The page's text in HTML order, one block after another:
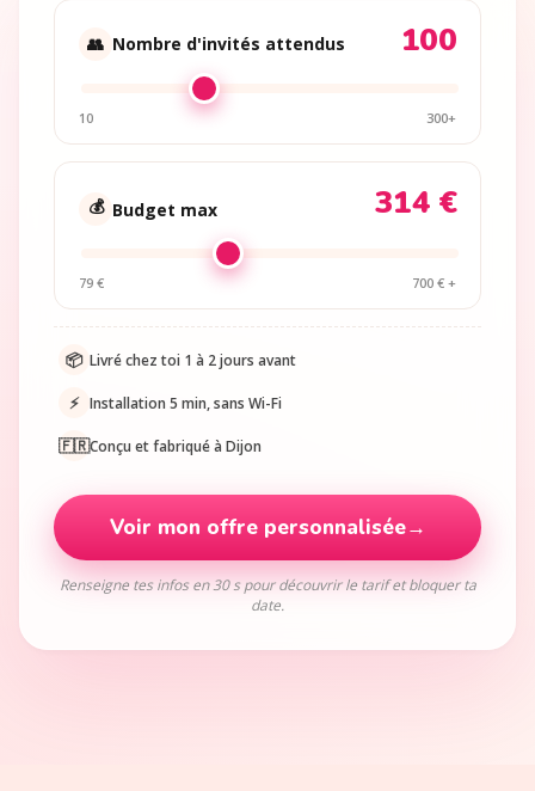
👥 Nombre d'invités attendus 100
10 300+
💰 Budget max 314 €
79 € 700 € +
📦 Livré chez toi 1 à 2 jours avant
⚡ Installation 5 min, sans Wi-Fi
🇫🇷Conçu et fabriqué à Dijon
Voir mon offre personnalisée→
Renseigne tes infos en 30 s pour découvrir le tarif et bloquer ta
date.